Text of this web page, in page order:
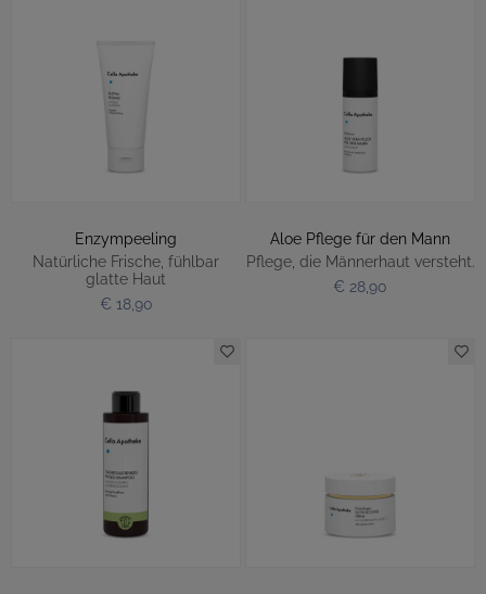
Enzympeeling
Natürliche Frische, fühlbar
glatte Haut
€ 18,90
Aloe Pflege für den Mann
Pflege, die Männerhaut versteht.
€ 28,90